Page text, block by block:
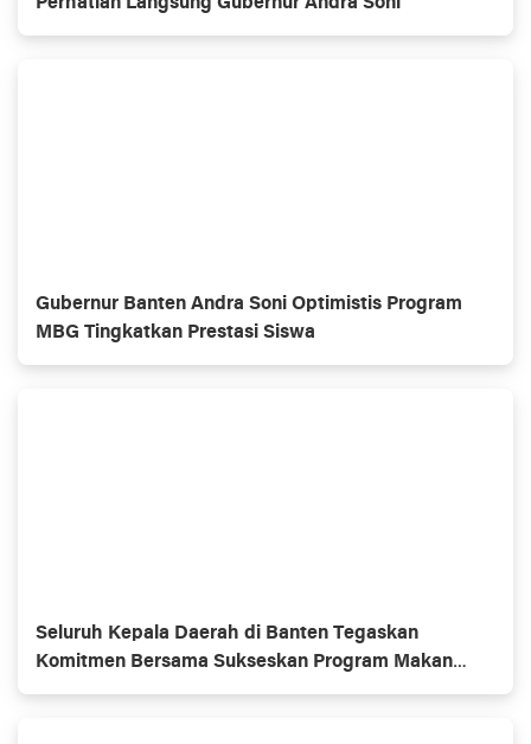
Gubernur Banten Andra Soni Optimistis Program
MBG Tingkatkan Prestasi Siswa
Seluruh Kepala Daerah di Banten Tegaskan
Komitmen Bersama Sukseskan Program Makan
Bergizi Gratis